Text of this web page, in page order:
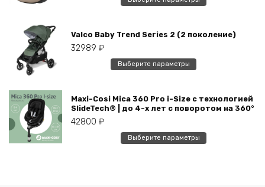
несколько
Опции
на
странице
Valco Baby Trend Series 2 (2 поколение)
32989 ₽
Выберите параметры
Этот
несколько
вариаций.
можно
Maxi-Cosi Mica 360 Pro i-Size с технологией
SlideTech® | до 4-х лет с поворотом на 360°
42800 ₽
Выберите параметры
Этот